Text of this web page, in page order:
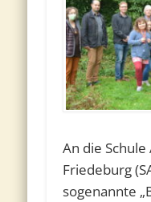
An die
Friedeburg
sogenannte